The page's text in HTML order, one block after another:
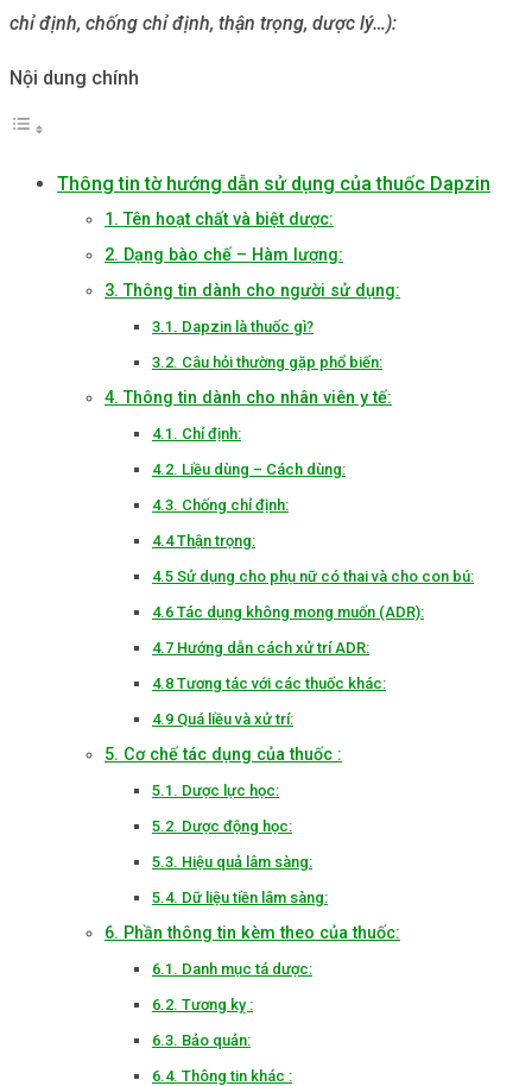
chỉ định, chống chỉ định, thận trọng, dược lý…):
Nội dung chính
Thông tin tờ hướng dẫn sử dụng của thuốc Dapzin
1. Tên hoạt chất và biệt dược:
2. Dạng bào chế – Hàm lượng:
3. Thông tin dành cho người sử dụng:
3.1. Dapzin là thuốc gì?
3.2. Câu hỏi thường gặp phổ biến:
4. Thông tin dành cho nhân viên y tế:
4.1. Chỉ định:
4.2. Liều dùng – Cách dùng:
4.3. Chống chỉ định:
4.4 Thận trọng:
4.5 Sử dụng cho phụ nữ có thai và cho con bú:
4.6 Tác dụng không mong muốn (ADR):
4.7 Hướng dẫn cách xử trí ADR:
4.8 Tương tác với các thuốc khác:
4.9 Quá liều và xử trí:
5. Cơ chế tác dụng của thuốc :
5.1. Dược lực học:
5.2. Dược động học:
5.3. Hiệu quả lâm sàng:
5.4. Dữ liệu tiền lâm sàng:
6. Phần thông tin kèm theo của thuốc:
6.1. Danh mục tá dược:
6.2. Tương kỵ :
6.3. Bảo quản:
6.4. Thông tin khác :